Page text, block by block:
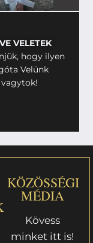
VELETEK
hogy ilyen
Velünk
vagytok!
KÖZÖSSÉGI
MÉDIA
Kövess
minket itt is!